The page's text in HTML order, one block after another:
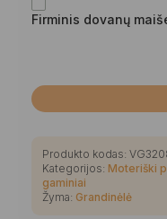
Firminis dovanų
Produkto kodas:
Kategorijos: Moteriški
gaminiai
Žyma: Grandinėlė